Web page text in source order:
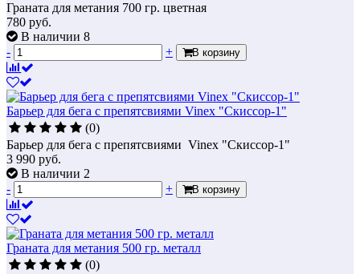
Граната для метания 700 гр. цветная
780 руб.
В наличии 8
-
+ В корзину
Барьер для бега с препятсвиями Vinex "Скиссор-1"
(0)
Барьер для бега с препятсвиями Vinex "Скиссор-1"
3 990 руб.
В наличии 2
-
+ В корзину
Граната для метания 500 гр. металл
(0)